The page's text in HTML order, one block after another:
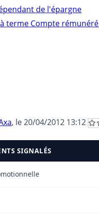
de l'épargne
terme Compte rémunéré
, le20/04/2012 13:12
SIGNALÉS